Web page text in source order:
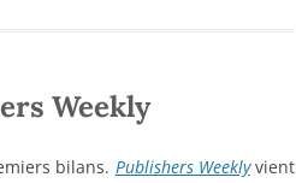
Weekly
bilans. Publishers Weeklyvient